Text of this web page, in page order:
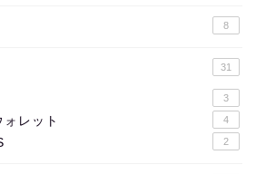
8
31
3
レット 4
2